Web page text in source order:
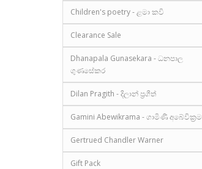
Children's poetry - ළමා කවි
Clearance Sale
Dhanapala Gunasekara - ධනපාල
ගුණසේකර
Dilan Pragith - දිලාන් ප්‍රගීත්
Gamini Abewikrama - ගාමිණී අබේවික්‍රම
Gertrued Chandler Warner
Gift Pack